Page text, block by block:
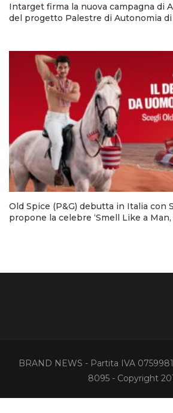
Intarget firma la nuova campagna di
del progetto Palestre di Autonomia
Old Spice (P&G) debutta in Italia con
propone la celebre ‘Smell Like a Man,
BRAND NEWS - Partita IVA
8095 - Copyright